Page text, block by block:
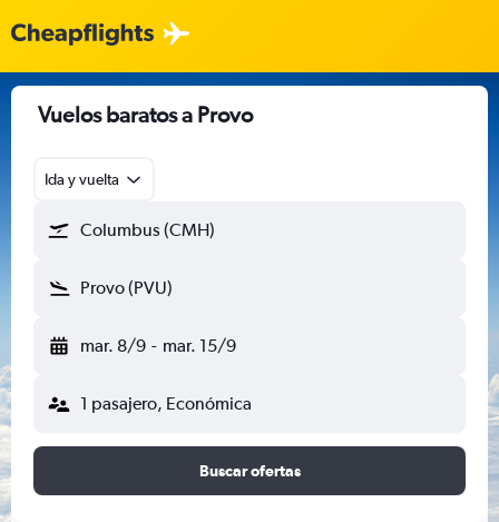
Vuelos baratos a Provo
Ida y vuelta
Columbus (CMH)
Provo (PVU)
mar. 8/9 - mar. 15/9
1 pasajero, Económica
Buscar ofertas